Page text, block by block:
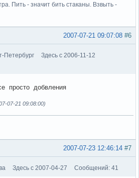
Пить - значит бить стаканы. Взвыть -
#6
2007-07-21 09:07:08
Петербург
Здесь с 2006-11-12
просто добвления
07-21 09:08:00)
#7
2007-07-23 12:46:14
Здесь с 2007-04-27 Сообщений: 41